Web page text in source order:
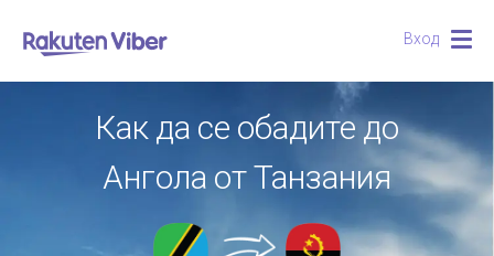
Вход
Как да се обадите до
Ангола от Танзания